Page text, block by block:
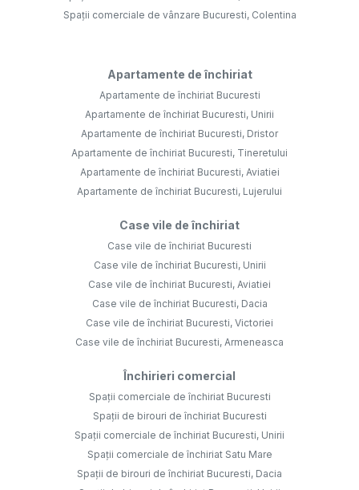
Spații comerciale de vânzare Bucuresti, Colentina
Apartamente de închiriat
Apartamente de închiriat Bucuresti
Apartamente de închiriat Bucuresti, Unirii
Apartamente de închiriat Bucuresti, Dristor
Apartamente de închiriat Bucuresti, Tineretului
Apartamente de închiriat Bucuresti, Aviatiei
Apartamente de închiriat Bucuresti, Lujerului
Case vile de închiriat
Case vile de închiriat Bucuresti
Case vile de închiriat Bucuresti, Unirii
Case vile de închiriat Bucuresti, Aviatiei
Case vile de închiriat Bucuresti, Dacia
Case vile de închiriat Bucuresti, Victoriei
Case vile de închiriat Bucuresti, Armeneasca
Închirieri comercial
Spații comerciale de închiriat Bucuresti
Spații de birouri de închiriat Bucuresti
Spații comerciale de închiriat Bucuresti, Unirii
Spații comerciale de închiriat Satu Mare
Spații de birouri de închiriat Bucuresti, Dacia